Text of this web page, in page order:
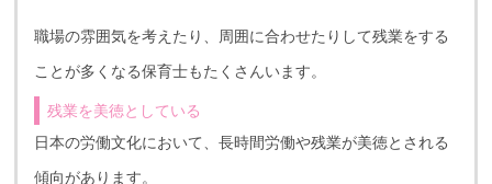
職場の雰囲気を考えたり、周囲に合わせたりして残業をする
ことが多くなる保育士もたくさんいます。
残業を美徳としている
日本の労働文化において、長時間労働や残業が美徳とされる
傾向があります。